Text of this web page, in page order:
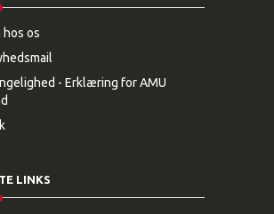
os
- Erklæring for AMU
LINKS